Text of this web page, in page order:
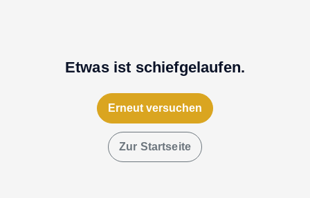
Etwas ist schiefgelaufen.
Erneut versuchen
Zur Startseite